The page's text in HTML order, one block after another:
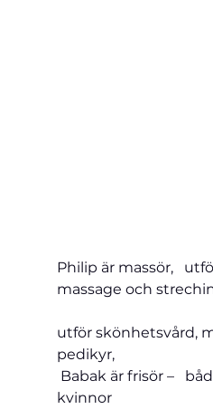
Philip är massör,
massage
utför skönhetsvård,
Babak är frisör –